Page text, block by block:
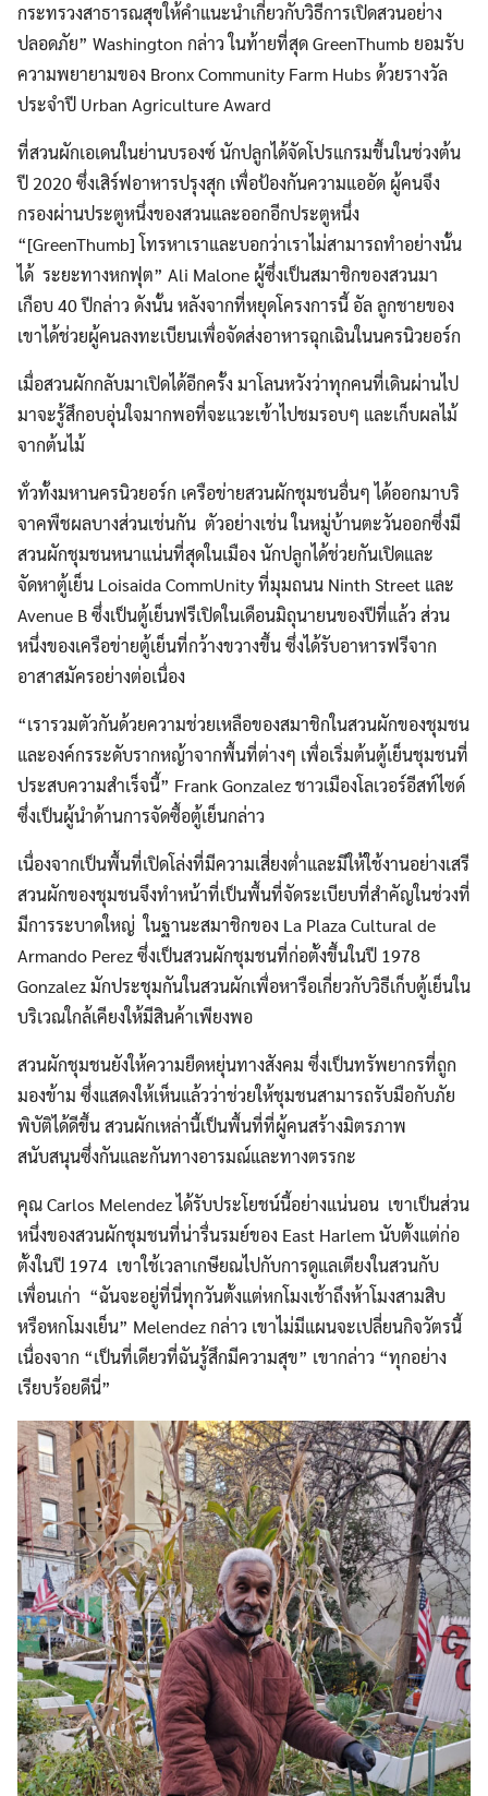
Search
for:
Search
กระทรวงสาธารณสุขให้คำแนะนำเกี่ยวกับวิธีการเปิดสวนอย่าง
ปลอดภัย” Washington กล่าว ในท้ายที่สุด GreenThumb ยอมรับ
ความพยายามของ Bronx Community Farm Hubs ด้วยรางวัล
ประจำปี Urban Agriculture Award
ที่สวนผักเอเดนในย่านบรองซ์ นักปลูกได้จัดโปรแกรมขึ้นในช่วงต้น
ปี 2020 ซึ่งเสิร์ฟอาหารปรุงสุก เพื่อป้องกันความแออัด ผู้คนจึง
กรองผ่านประตูหนึ่งของสวนและออกอีกประตูหนึ่ง
“[GreenThumb] โทรหาเราและบอกว่าเราไม่สามารถทำอย่างนั้น
ได้ ระยะทางหกฟุต” Ali Malone ผู้ซึ่งเป็นสมาชิกของสวนมา
เกือบ 40 ปีกล่าว ดังนั้น หลังจากที่หยุดโครงการนี้ อัล ลูกชายของ
เขาได้ช่วยผู้คนลงทะเบียนเพื่อจัดส่งอาหารฉุกเฉินในนครนิวยอร์ก
เมื่อสวนผักกลับมาเปิดได้อีกครั้ง มาโลนหวังว่าทุกคนที่เดินผ่านไป
มาจะรู้สึกอบอุ่นใจมากพอที่จะแวะเข้าไปชมรอบๆ และเก็บผลไม้
จากต้นไม้
ทั่วทั้งมหานครนิวยอร์ก เครือข่ายสวนผักชุมชนอื่นๆ ได้ออกมาบริ
จาคพืชผลบางส่วนเช่นกัน ตัวอย่างเช่น ในหมู่บ้านตะวันออกซึ่งมี
สวนผักชุมชนหนาแน่นที่สุดในเมือง นักปลูกได้ช่วยกันเปิดและ
จัดหาตู้เย็น Loisaida CommUnity ที่มุมถนน Ninth Street และ
Avenue B ซึ่งเป็นตู้เย็นฟรีเปิดในเดือนมิถุนายนของปีที่แล้ว ส่วน
หนึ่งของเครือข่ายตู้เย็นที่กว้างขวางขึ้น ซึ่งได้รับอาหารฟรีจาก
อาสาสมัครอย่างต่อเนื่อง
“เรารวมตัวกันด้วยความช่วยเหลือของสมาชิกในสวนผักของชุมชน
และองค์กรระดับรากหญ้าจากพื้นที่ต่างๆ เพื่อเริ่มต้นตู้เย็นชุมชนที่
ประสบความสำเร็จนี้” Frank Gonzalez ชาวเมืองโลเวอร์อีสท์ไซด์
ซึ่งเป็นผู้นำด้านการจัดซื้อตู้เย็นกล่าว
เนื่องจากเป็นพื้นที่เปิดโล่งที่มีความเสี่ยงต่ำและมีให้ใช้งานอย่างเสรี
สวนผักของชุมชนจึงทำหน้าที่เป็นพื้นที่จัดระเบียบที่สำคัญในช่วงที่
มีการระบาดใหญ่ ในฐานะสมาชิกของ La Plaza Cultural de
Armando Perez ซึ่งเป็นสวนผักชุมชนที่ก่อตั้งขึ้นในปี 1978
Gonzalez มักประชุมกันในสวนผักเพื่อหารือเกี่ยวกับวิธีเก็บตู้เย็นใน
บริเวณใกล้เคียงให้มีสินค้าเพียงพอ
สวนผักชุมชนยังให้ความยืดหยุ่นทางสังคม ซึ่งเป็นทรัพยากรที่ถูก
มองข้าม ซึ่งแสดงให้เห็นแล้วว่าช่วยให้ชุมชนสามารถรับมือกับภัย
พิบัติได้ดีขึ้น สวนผักเหล่านี้เป็นพื้นที่ที่ผู้คนสร้างมิตรภาพ
สนับสนุนซึ่งกันและกันทางอารมณ์และทางตรรกะ
คุณ Carlos Melendez ได้รับประโยชน์นี้อย่างแน่นอน เขาเป็นส่วน
หนึ่งของสวนผักชุมชนที่น่ารื่นรมย์ของ East Harlem นับตั้งแต่ก่อ
ตั้งในปี 1974 เขาใช้เวลาเกษียณไปกับการดูแลเตียงในสวนกับ
เพื่อนเก่า “ฉันจะอยู่ที่นี่ทุกวันตั้งแต่หกโมงเช้าถึงห้าโมงสามสิบ
หรือหกโมงเย็น” Melendez กล่าว เขาไม่มีแผนจะเปลี่ยนกิจวัตรนี้
เนื่องจาก “เป็นที่เดียวที่ฉันรู้สึกมีความสุข” เขากล่าว “ทุกอย่าง
เรียบร้อยดีนี่”